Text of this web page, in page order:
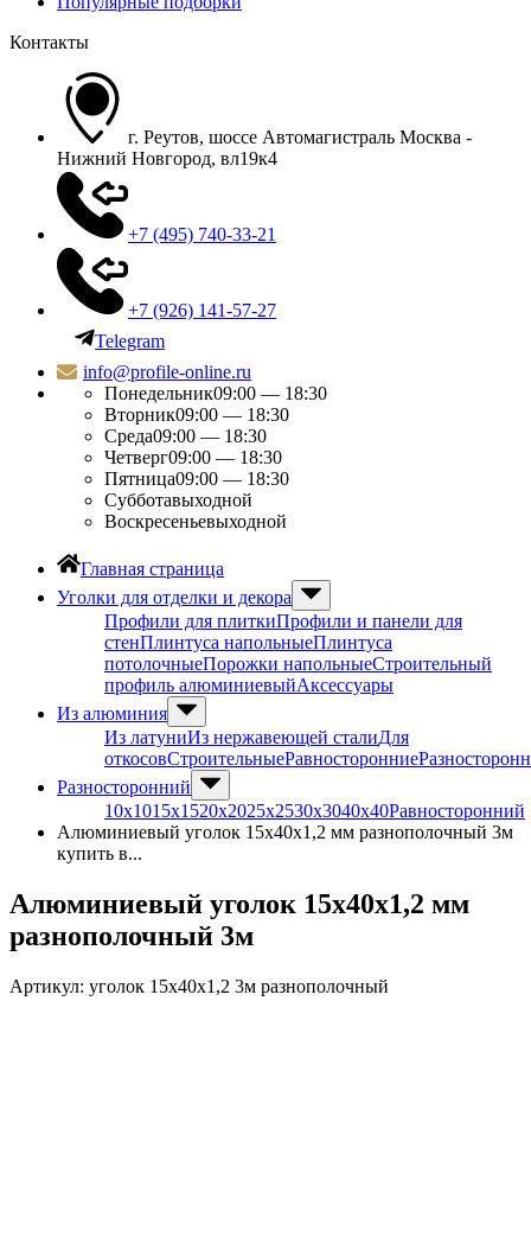
Контакты
г. Реутов, шоссе Автомагистраль Москва -
Нижний Новгород, вл19к4
+7 (495) 740-33-21
+7 (926) 141-57-27
Telegram
info@profile-online.ru
Понедельник09:00 — 18:30
Вторник09:00 — 18:30
Среда09:00 — 18:30
Четверг09:00 — 18:30
Пятница09:00 — 18:30
Субботавыходной
Воскресеньевыходной
Главная страница
Уголки для отделки и декора
Профили для плиткиПрофили и панели для
стенПлинтуса напольныеПлинтуса
потолочныеПорожки напольныеСтроительный
профиль алюминиевыйАксессуары
Из алюминия
Из латуниИз нержавеющей сталиДля
откосовСтроительныеРавносторонние
Разносторонний
10х1015х1520х2025х2530х3040х40Равносторонний
Алюминиевый уголок 15х40х1,2 мм разнополочный 3м
купить в...
Алюминиевый уголок 15х40х1,2 мм
разнополочный 3м
Артикул: уголок 15х40х1,2 3м разнополочный